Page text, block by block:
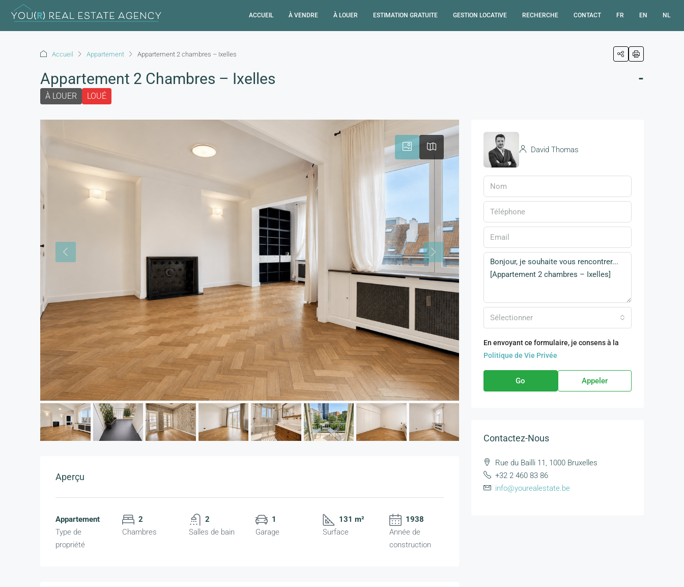
ACCUEIL À VENDRE À LOUER ESTIMATION GRATUITE GESTION LOCATIVE RECHERCHE CONTACT FR EN NL
Accueil Appartement Appartement 2 chambres – Ixelles
Appartement 2 Chambres – Ixelles
À LOUER LOUÉ
-
Aperçu
Appartement
Type de
propriété
2
Chambres
2
Salles de bain
1
Garage
131 m²
Surface
1938
Année de
construction
David Thomas
Sélectionner
En envoyant ce formulaire, je consens à la
Politique de Vie Privée
Go Appeler
Contactez-Nous
Rue du Bailli 11, 1000 Bruxelles
+32 2 460 83 86
info@yourealestate.be